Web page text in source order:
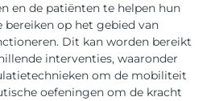
en de patiënten te helpen hun
op het gebied van
Dit kan worden bereikt
interventies, waaronder
om de mobiliteit
oefeningen om de kracht